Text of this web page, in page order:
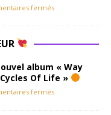
fermés
album « Way
Of Life »
fermés